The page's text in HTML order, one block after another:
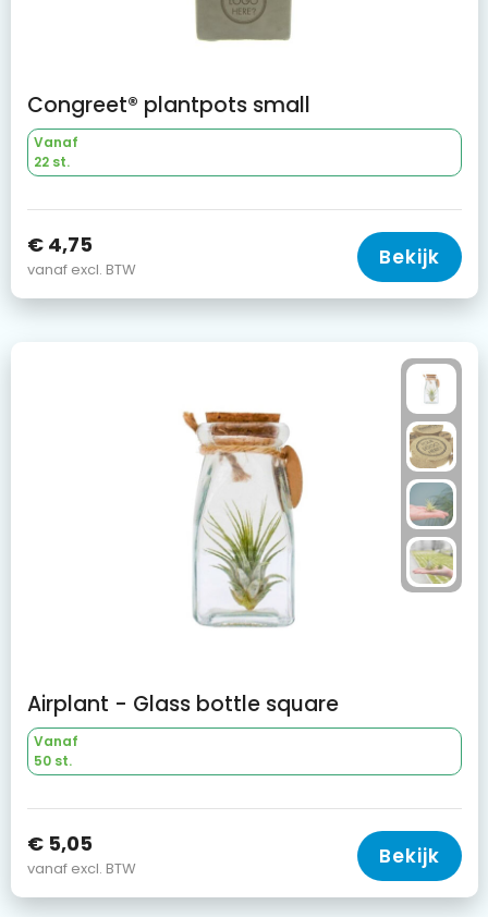
Congreet® plantpots small
Vanaf
22 st.
€ 4,75
vanaf excl. BTW Bekijk
Airplant - Glass bottle square
Vanaf
50 st.
€ 5,05
vanaf excl. BTW Bekijk